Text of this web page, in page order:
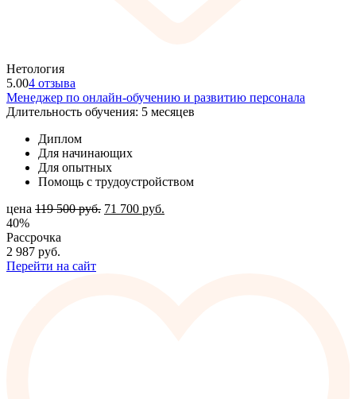
Нетология
5.004 отзыва
Менеджер по онлайн-обучению и развитию персонала
Длительность обучения: 5 месяцев
Диплом
Для начинающих
Для опытных
Помощь с трудоустройством
цена 119 500руб. 71 700 руб.
40%
Рассрочка
2 987 руб.
Перейти на сайт